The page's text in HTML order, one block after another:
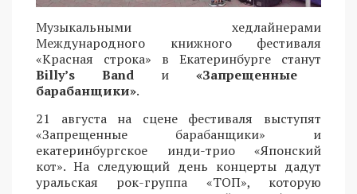
Музыкальными хедлайнерами
Международного книжного фестиваля
«Красная строка» в Екатеринбурге станут
Billy’s Band и «Запрещенные
барабанщики».
21 августа на сцене фестиваля выступят
«Запрещенные барабанщики» и
екатеринбургское инди-трио «Японский
кот». На следующий день концерты дадут
уральская рок-группа «ТОП», которую